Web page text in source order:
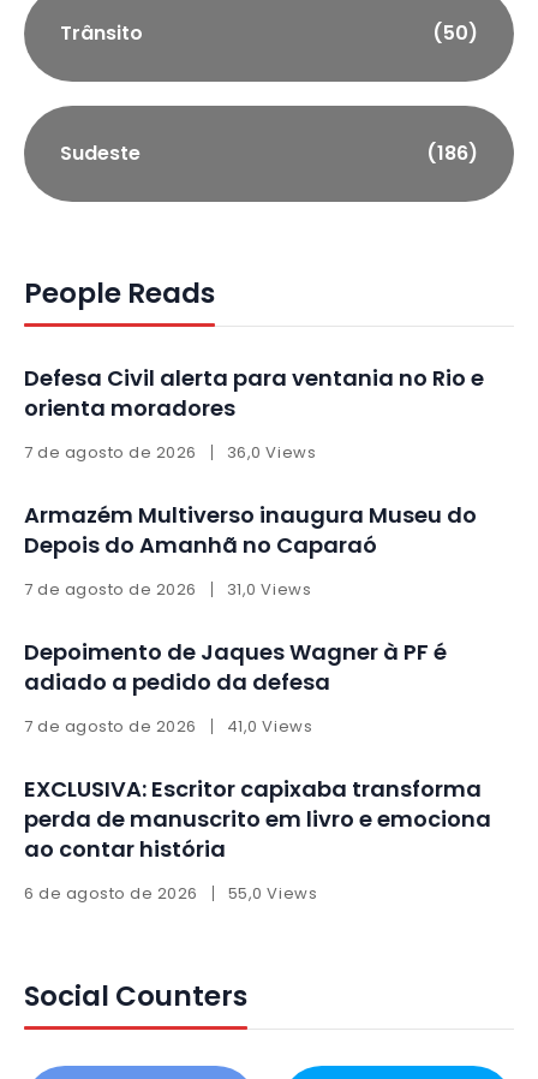
Trânsito (50)
Sudeste (186)
People Reads
Defesa Civil alerta para ventania no Rio e
orienta moradores
7 de agosto de 2026 36,0 Views
Armazém Multiverso inaugura Museu do
Depois do Amanhã no Caparaó
7 de agosto de 2026 31,0 Views
Depoimento de Jaques Wagner à PF é
adiado a pedido da defesa
7 de agosto de 2026 41,0 Views
EXCLUSIVA: Escritor capixaba transforma
perda de manuscrito em livro e emociona
ao contar história
6 de agosto de 2026 55,0 Views
Social Counters